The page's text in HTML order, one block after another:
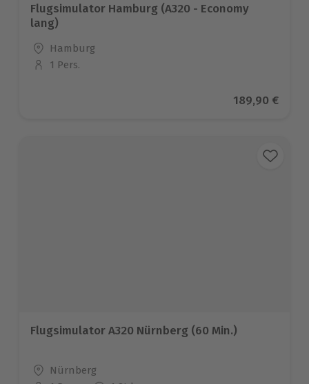
Flugsimulator Hamburg (A320 - Economy
lang)
Standort
Hamburg
Anzahl der Teilnehmer
1 Pers.
Aktueller
189,90 €
Flugsimulator A320 Nürnberg (60 Min.)
Standort
Nürnberg